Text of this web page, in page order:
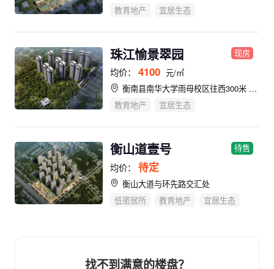
教育地产
宜居生态
珠江愉景翠园
均价： 4100 元/㎡
衡南县南华大学雨母校区往西300米 （南华庭院对面）
教育地产
宜居生态
现房
衡山道壹号
均价： 待定
衡山大道与环先路交汇处
低密居所
教育地产 宜居生态
待售
找不到满意的楼盘？